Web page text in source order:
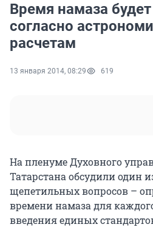
Время намаза
согласно
расчетам
13 января 2014, 08:29 619
На пленуме Духовного
Татарстана обсудили один
щепетильных вопросов –
времени намаза для
введения единых